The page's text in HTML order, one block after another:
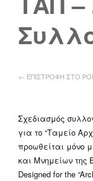
← ΕΠΙΣΤΡΟΦΗ ΣΤΟ
Σχεδιασμός
για το “Ταμείο
προωθείται μόνο
και Μνημείων της
Designed for the